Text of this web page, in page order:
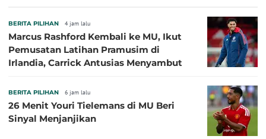
BERITA PILIHAN 4 jam lalu
Marcus Rashford Kembali ke MU, Ikut
Pemusatan Latihan Pramusim di
Irlandia, Carrick Antusias Menyambut
BERITA PILIHAN 6 jam lalu
26 Menit Youri Tielemans di MU Beri
Sinyal Menjanjikan